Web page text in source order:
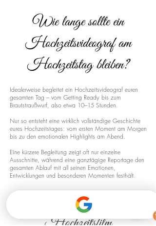
Wie lange sollte ein
Hochzeitsvideograf am
Hochzeitstag bleiben?
Idealerweise begleitet ein Hochzeitsvideograf euren
gesamten Tag – vom Getting Ready bis zum
Brautstraußwurf, also etwa 10–15 Stunden.
Nur so entsteht eine wirklich vollständige Geschichte
eures Hochzeitstages: vom ersten Moment am Morgen
bis zu den emotionalen Highlights am Abend.
Eine kürzere Begleitung zeigt oft nur einzelne
Ausschnitte, während eine ganztägige Reportage den
gesamten Ablauf mit all seinen Emotionen,
Entwicklungen und besonderen Momenten festhält.
Drohnenaufnahmen für euren